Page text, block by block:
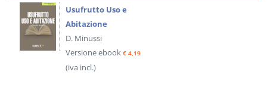
Usufrutto Uso e
Abitazione
D. Minussi
Versione ebook € 4,19
(iva incl.)